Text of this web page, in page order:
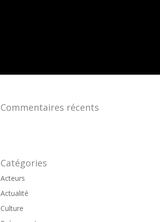
Commentaires récents
Catégories
Acteurs
Actualité
Culture